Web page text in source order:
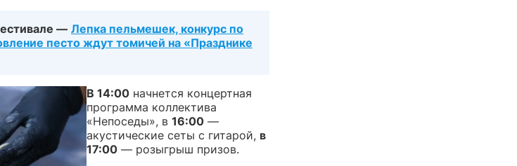
— Лепка пельмешек, конкурс по
песто ждут томичей на «Празднике
В 14:00 начнется концертная
программа коллектива
«Непоседы», в 16:00 —
акустические сеты с гитарой, в
17:00 — розыгрыш призов.